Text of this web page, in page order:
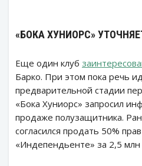
«БОКА ХУНИОРС»
Еще один клуб
Барко. При этом пока речь
предварительной стадии
«Бока Хуниорс» запросил
продаже полузащитника.
согласился продать 50%
«Индепендьенте» за 2,5 млн